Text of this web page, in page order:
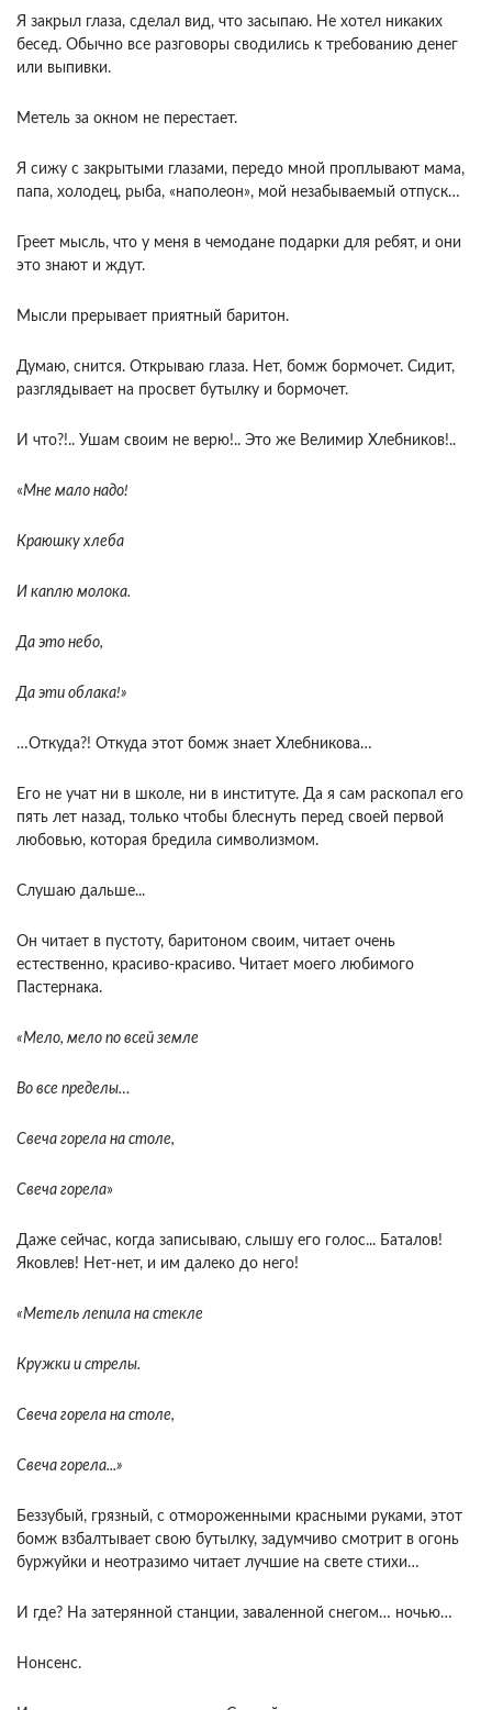
Я закрыл глаза, сделал вид, что засыпаю. Не хотел никаких
бесед. Обычно все разговоры сводились к требованию денег
или выпивки.
Метель за окном не перестает.
Я сижу с закрытыми глазами, передо мной проплывают мама,
папа, холодец, рыба, «наполеон», мой незабываемый отпуск…
Греет мысль, что у меня в чемодане подарки для ребят, и они
это знают и ждут.
Мысли прерывает приятный баритон.
Думаю, снится. Открываю глаза. Нет, бомж бормочет. Сидит,
разглядывает на просвет бутылку и бормочет.
И что?!.. Ушам своим не верю!.. Это же Велимир Хлебников!..
«Мне мало надо!
Краюшку хлеба
И каплю молока.
Да это небо,
Да эти облака!»
…Откуда?! Откуда этот бомж знает Хлебникова…
Его не учат ни в школе, ни в институте. Да я сам раскопал его
пять лет назад, только чтобы блеснуть перед своей первой
любовью, которая бредила символизмом.
Слушаю дальше...
Он читает в пустоту, баритоном своим, читает очень
естественно, красиво-красиво. Читает моего любимого
Пастернака.
«Мело, мело по всей земле
Во все пределы…
Свеча горела на столе,
Свеча горела»
Даже сейчас, когда записываю, слышу его голос... Баталов!
Яковлев! Нет-нет, и им далеко до него!
«Метель лепила на стекле
Кружки и стрелы.
Свеча горела на столе,
Свеча горела...»
Беззубый, грязный, с отмороженными красными руками, этот
бомж взбалтывает свою бутылку, задумчиво смотрит в огонь
буржуйки и неотразимо читает лучшие на свете стихи…
И где? На затерянной станции, заваленной снегом… ночью…
Нонсенс.